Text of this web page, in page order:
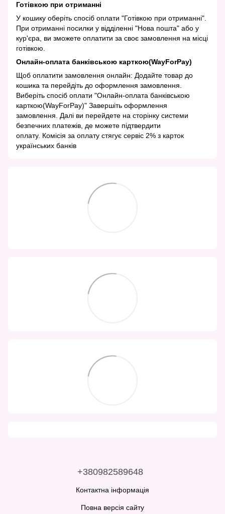
Готівкою при отриманні
У кошику оберіть спосіб оплати "Готівкою при отриманні".
При отриманні посилки у відділенні "Нова пошта" або у
кур'єра, ви зможете оплатити за своє замовлення на місці
готівкою.
Онлайн-оплата банківською карткою(WayForPay)
Щоб оплатити замовлення онлайн: Додайте товар до
кошика та перейдіть до оформлення замовлення.
Виберіть спосіб оплати "Онлайн-оплата банківською
карткою(WayForPay)" Завершіть оформлення
замовлення. Далі ви перейдете на сторінку системи
безпечних платежів, де можете підтвердити
оплату. Комісія за оплату стягує сервіс 2% з карток
українських банків
+380982589648
Контактна інформація
Повна версія сайту